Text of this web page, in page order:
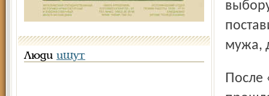
Люди ищут
мужа,
После «Евгения Онегина», спектакля о «светлом